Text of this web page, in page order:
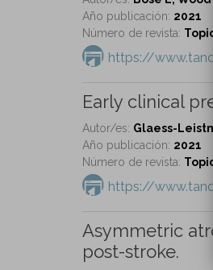
Año publicación: 2021
Número de revista:
https://
Early clinical
Autor/es: Glaess-
Año publicación: 2021
Número de revista:
https://
Asymmetric
post-stroke.